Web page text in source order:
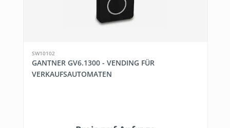
SW10102
GANTNER GV6.1300 - VENDING FÜR
VERKAUFSAUTOMATEN